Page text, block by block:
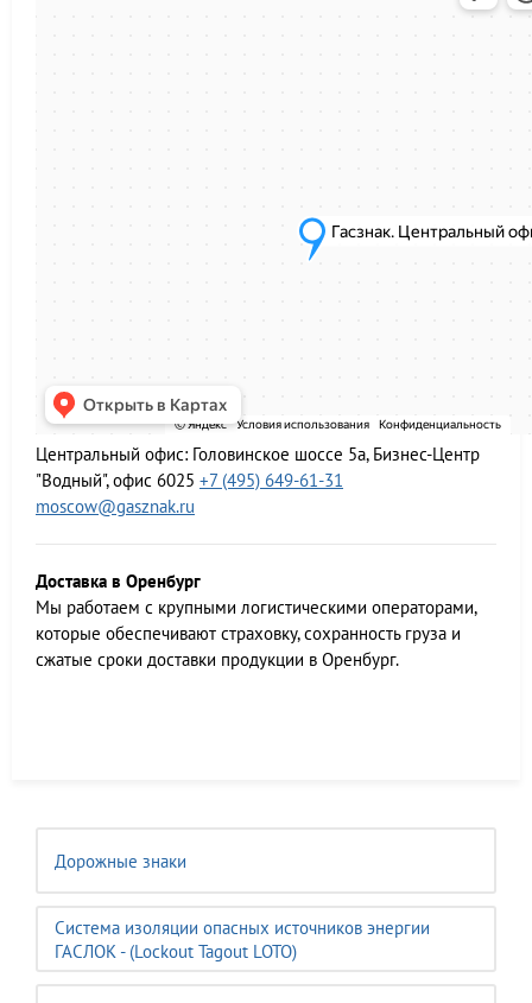
Дорожные знаки
Система изоляции опасных источников энергии
ГАСЛОК - (Lockout Tagout LOTO)
Центральный офис: Головинское шоссе 5а, Бизнес-Центр
"Водный", офис 6025 +7 (495) 649-61-31
moscow@gasznak.ru
Доставка в Оренбург
Мы работаем c крупными логистическими операторами,
которые обеспечивают страховку, сохранность груза и
сжатые сроки доставки продукции в Оренбург.